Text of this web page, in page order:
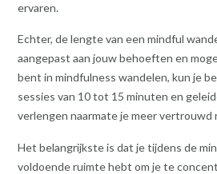
ervaren.
Echter, de lengte van een mindful
aangepast aan jouw behoeften en
bent in mindfulness wandelen, kun je
sessies van 10 tot 15 minuten en
verlengen naarmate je meer vertrouwd
Het belangrijkste is dat je tijdens de
voldoende ruimte hebt om je te